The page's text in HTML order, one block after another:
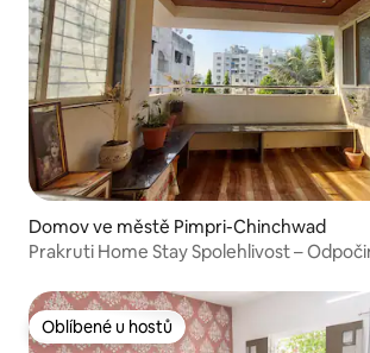
Domov ve městě Pimpri-Chinchwad
Prakruti Home Stay Spolehlivost –
Oblíbené u hostů
Oblíbené u hostů